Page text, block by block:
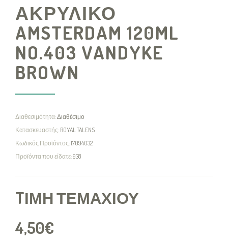
ΑΚΡΥΛΙΚΟ
AMSTERDAM 120ML
NO.403 VANDYKE
BROWN
Διαθεσιμότητα:Διαθέσιμο
Κατασκευαστής: ROYAL TALENS
Κωδικός Προϊόντος:17094032
Προϊόντα που είδατε:938
TΙΜΉ ΤΕΜΑΧΊΟΥ
4,50€